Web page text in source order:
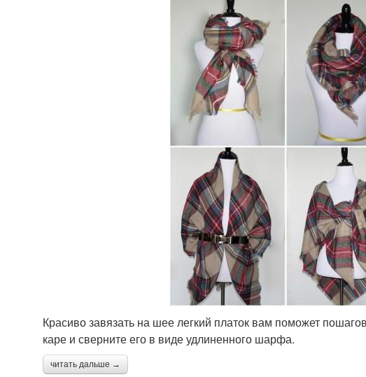
Красиво завязать на шее легкий платок вам поможет
каре и сверните его в виде удлиненного шарфа.
читать дальше →